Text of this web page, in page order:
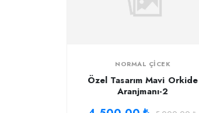
NORMAL ÇICEK
Özel Tasarım Mavi Orkide
Aranjmanı-2